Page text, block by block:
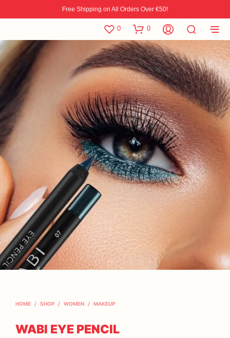
Free Shipping on All Orders Over €50!
0 0
HOME / SHOP / WOMEN / MAKEUP
WABI EYE PENCIL